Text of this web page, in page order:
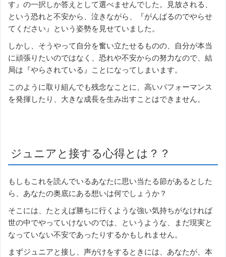
す』の一択しか答えとして選べませんでした。見放される、
という恐れと不安から、泣きながら、『がんばるのでやらせ
てください』という姿勢を見せていました。
しかし、そうやって自分を奮い立たせるものの、自分が本当
に頑張りたいのではなく、恐れや不安からの努力なので、結
局は『やらされている』ことになってしまいます。
このように取り組んでも残念なことに、高いパフォーマンス
を発揮したり、大きな成長を生み出すことはできません。
ジュニアと接する心得とは？？
もしもこれを読んでいるあなたに思い当たる節があるとした
ら、あなたの奥底にある想いは何でしょうか？
そこには、たとえば勝ちに行くような強い気持ちがなければ
世の中でやっていけないのでは、というような、まだ現実と
なっていない不安であったりするかもしれません。
まずジュニアと接し、声がけをするときには、あなたが、本